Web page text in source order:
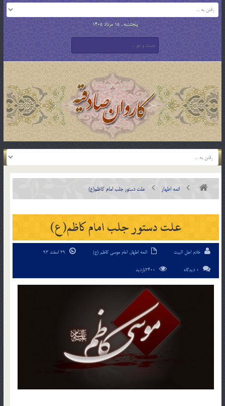
پنجشنبه , 15 مرداد 1405
ائمه اطهار علت دستور جلب امام کاظم(ع)
علت دستور جلب امام کاظم(ع)
خادم اهل البیت ائمه اطهار, امام موسی کاظم (ع)
0 دیدگاه